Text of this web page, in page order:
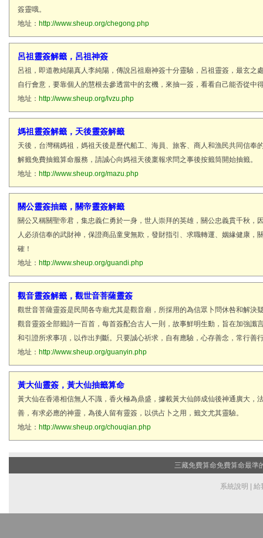
簽靈哦。
地址： http://www.sheup.org/chegong.php
呂祖靈簽解籤，呂祖神簽
呂祖，即道教純陽真人李純陽，傳說呂祖廟神簽十分靈驗，呂祖靈簽，最玄之
自行會意，要靠個人的慧根去參透當中的玄機，來抽一簽，看看自己能否從中
地址： http://www.sheup.org/lvzu.php
媽祖靈簽解籤，天後靈簽解籤
天後，台灣稱媽祖，媽祖天後是歷代船工、海員、旅客、商人和漁民共同信奉
解籤免費抽籤算命服務，請誠心向媽祖天後稟報求問之事後按籤筒開始抽籤。
地址： http://www.sheup.org/mazu.php
關公靈簽抽籤，關帝靈簽解籤
關公又稱關聖帝君，集忠義仁勇於一身，世人崇拜的英雄，關公忠義貫千秋，
人必須信奉的武財神，保證商品童叟無欺，發財指引、求職轉運、姻緣健康，
確！
地址： http://www.sheup.org/guandi.php
觀音靈簽解籤，觀世音菩薩靈簽
觀世音菩薩靈簽是民間各寺廟尤其是觀音廟，所採用的為信眾卜問休咎和解決
觀音靈簽全部籤詩一百首，每首簽配合古人一則，故事鮮明生動，旨在加強讖
和引證所求事項，以作出判斷。只要誠心祈求，自有應驗，心存善念，常行善
地址： http://www.sheup.org/guanyin.php
黃大仙靈簽，黃大仙抽籤算命
黃大仙在香港相信無人不識，香火極為鼎盛，據載黃大仙師成仙後神通廣大，
善，有求必應的神靈，為後人留有靈簽，以供占卜之用，籤文尤其靈驗。
地址： http://www.sheup.org/chouqian.php
三藏免費算命免費算命最準
系統說明 給